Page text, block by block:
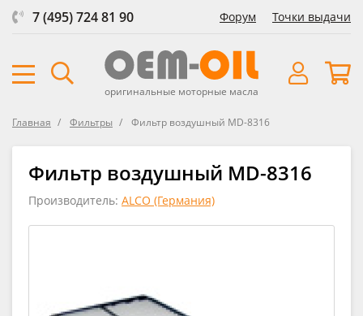
7 (495) 724 81 90 Форум Точки выдачи
оригинальные моторные масла
Главная Фильтры Фильтр воздушный MD-8316
Фильтр воздушный MD-8316
Производитель: ALCO (Германия)